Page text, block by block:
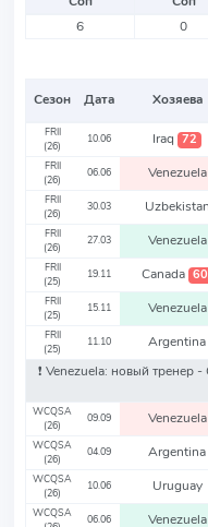
6
0
Сезон Дата Хозяева
FRII
(26)
10.06 Iraq 72
FRII
(26)
06.06 Venezuela
FRII
(26)
30.03 Uzbekistan
FRII
(26)
27.03 Venezuela
FRII
(25)
19.11 Canada 60
FRII
(25)
15.11 Venezuela
FRII
(25)
11.10 Argentina
❗️ Venezuela: новый тренер
WCQSA
(26)
09.09 Venezuela
WCQSA
(26)
04.09 Argentina
WCQSA
(26)
10.06 Uruguay
WCQSA
06.06 Venezuela